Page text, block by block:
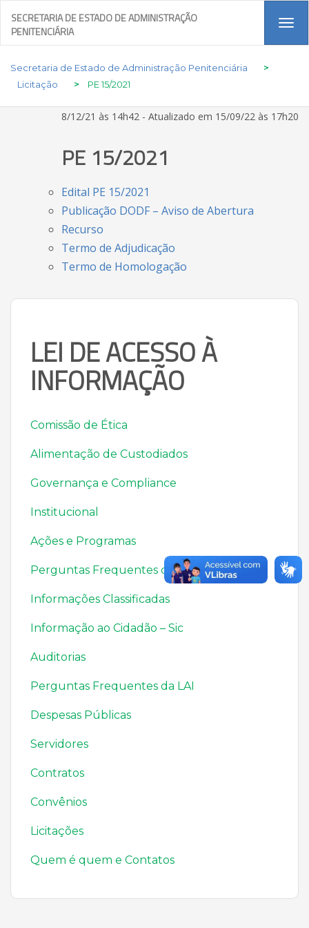
SECRETARIA DE ESTADO DE ADMINISTRAÇÃO
PENITENCIÁRIA
Secretaria de Estado de Administração Penitenciária
>
Licitação
> PE 15/2021
8/12/21 às 14h42 - Atualizado em 15/09/22 às 17h20
PE 15/2021
Edital PE 15/2021
Publicação DODF – Aviso de Abertura
Recurso
Termo de Adjudicação
Termo de Homologação
LEI DE ACESSO À
INFORMAÇÃO
Comissão de Ética
Alimentação de Custodiados
Governança e Compliance
Institucional
Ações e Programas
Perguntas Frequentes da SEAPE
Informações Classificadas
Informação ao Cidadão – Sic
Auditorias
Perguntas Frequentes da LAI
Despesas Públicas
Servidores
Contratos
Convênios
Licitações
Quem é quem e Contatos